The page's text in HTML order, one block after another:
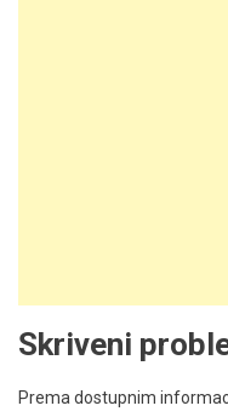
Skriveni
Prema dostupnim